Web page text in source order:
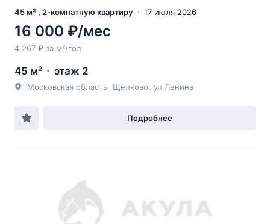
45 м² , 2-комнатную квартиру 17 июля 2026
16 000 ₽/мес
4 267 ₽ за м²/год
45 м² этаж 2
Московская область Щёлково ул Ленина
Подробнее